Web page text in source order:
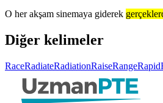
O her akşam sinemaya giderek
Diğer kelimeler
RaceRadiateRadiationRaiseRangeRapid